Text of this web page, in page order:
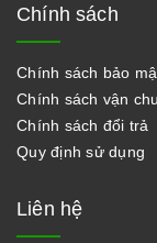
Chính sách
Chính sách bảo
Chính sách vận
Chính sách đổi trả
Quy định sử dụng
Liên hệ